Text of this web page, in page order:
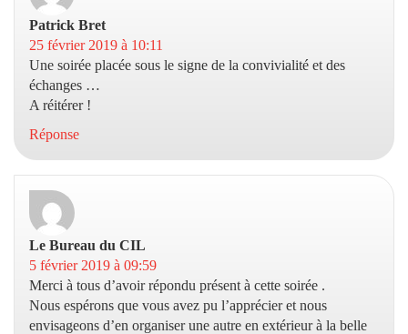
Patrick Bret
25 février 2019 à 10:11
Une soirée placée sous le signe de la convivialité et des
échanges …
A réitérer !
Réponse
Le Bureau du CIL
5 février 2019 à 09:59
Merci à tous d’avoir répondu présent à cette soirée .
Nous espérons que vous avez pu l’apprécier et nous
envisageons d’en organiser une autre en extérieur à la belle